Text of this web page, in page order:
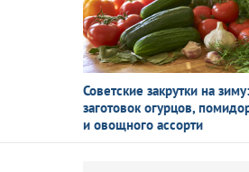
Советские закрутки на
заготовок огурцов,
и овощного ассорти